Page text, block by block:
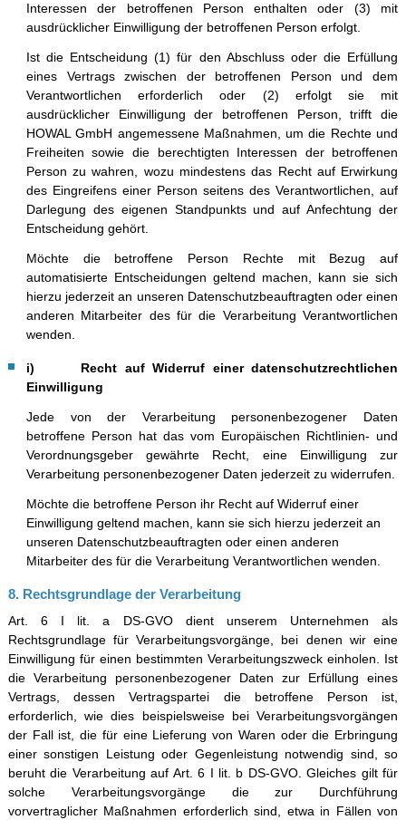
Interessen der betroffenen Person enthalten oder (3) mit
ausdrücklicher Einwilligung der betroffenen Person erfolgt.
Ist die Entscheidung (1) für den Abschluss oder die Erfüllung
eines Vertrags zwischen der betroffenen Person und dem
Verantwortlichen erforderlich oder (2) erfolgt sie mit
ausdrücklicher Einwilligung der betroffenen Person, trifft die
HOWAL GmbH angemessene Maßnahmen, um die Rechte und
Freiheiten sowie die berechtigten Interessen der betroffenen
Person zu wahren, wozu mindestens das Recht auf Erwirkung
des Eingreifens einer Person seitens des Verantwortlichen, auf
Darlegung des eigenen Standpunkts und auf Anfechtung der
Entscheidung gehört.
Möchte die betroffene Person Rechte mit Bezug auf
automatisierte Entscheidungen geltend machen, kann sie sich
hierzu jederzeit an unseren Datenschutzbeauftragten oder einen
anderen Mitarbeiter des für die Verarbeitung Verantwortlichen
wenden.
i) Recht auf Widerruf einer datenschutzrechtlichen
Einwilligung
Jede von der Verarbeitung personenbezogener Daten
betroffene Person hat das vom Europäischen Richtlinien- und
Verordnungsgeber gewährte Recht, eine Einwilligung zur
Verarbeitung personenbezogener Daten jederzeit zu widerrufen.
Möchte die betroffene Person ihr Recht auf Widerruf einer
Einwilligung geltend machen, kann sie sich hierzu jederzeit an
unseren Datenschutzbeauftragten oder einen anderen
Mitarbeiter des für die Verarbeitung Verantwortlichen wenden.
8. Rechtsgrundlage der Verarbeitung
Art. 6 I lit. a DS-GVO dient unserem Unternehmen als
Rechtsgrundlage für Verarbeitungsvorgänge, bei denen wir eine
Einwilligung für einen bestimmten Verarbeitungszweck einholen. Ist
die Verarbeitung personenbezogener Daten zur Erfüllung eines
Vertrags, dessen Vertragspartei die betroffene Person ist,
erforderlich, wie dies beispielsweise bei Verarbeitungsvorgängen
der Fall ist, die für eine Lieferung von Waren oder die Erbringung
einer sonstigen Leistung oder Gegenleistung notwendig sind, so
beruht die Verarbeitung auf Art. 6 I lit. b DS-GVO. Gleiches gilt für
solche Verarbeitungsvorgänge die zur Durchführung
vorvertraglicher Maßnahmen erforderlich sind, etwa in Fällen von